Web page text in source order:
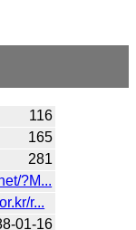
116
165
281
?M...
r...
01-16